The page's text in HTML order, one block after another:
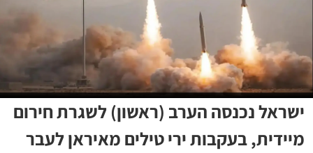
ישראל נכנסה הערב (ראשון) לשגרת חירום
מיידית, בעקבות ירי טילים מאיראן לעבר